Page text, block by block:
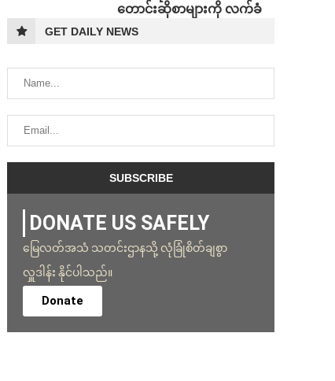
တောင်းဆိုစာများကို လက်ခံ
GET DAILY NEWS
DONATE US SAFELY
မြေလတ်အသံ သတင်းဌာနသို့ လုံခြုံစိတ်ချစွာ
လှူဒါန်း နိုင်ပါသည်။
Donate